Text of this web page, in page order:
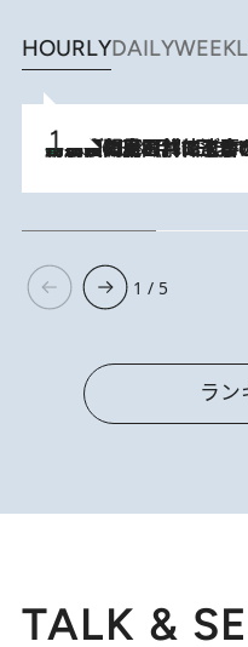
HOURLYDAILY
2026.8.8
「最後に見られてよかった」上野動物園の東園パンダ舎が解体前に特別公開。8月16日まで延長されたパネル展と共に辿る“半世紀”のパンダ飼育《解体工事の図面あり》
1 / 5
ラン
TALK &